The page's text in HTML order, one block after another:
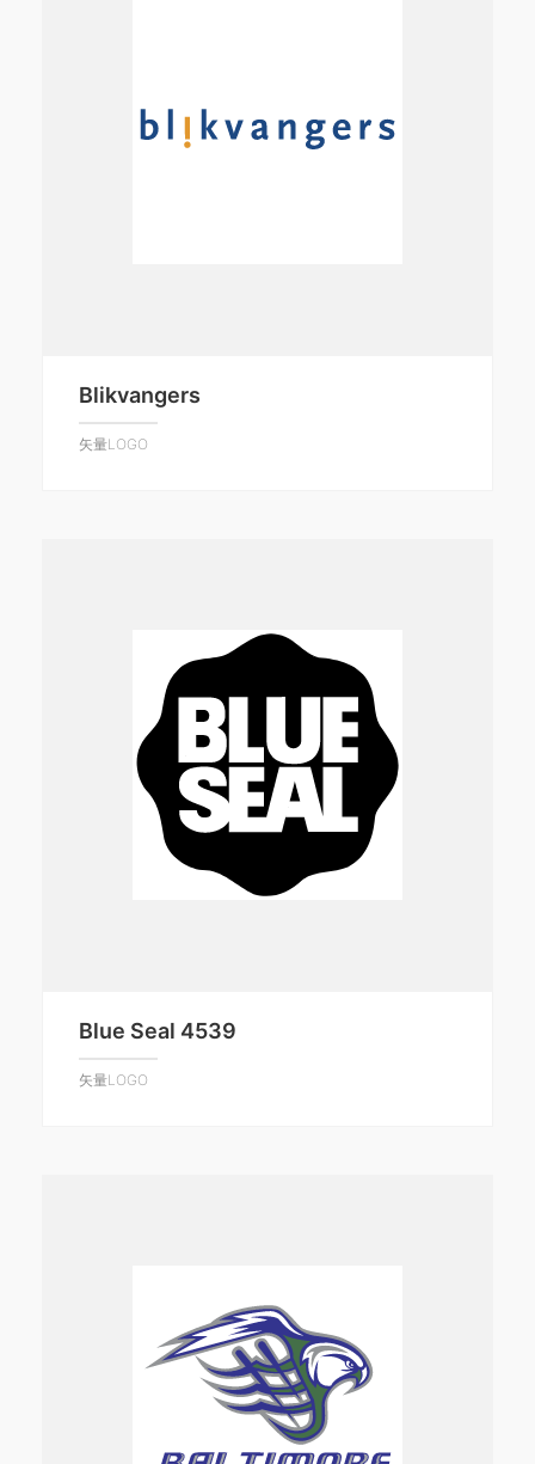
Blikvangers
矢量LOGO
Blue Seal 4539
矢量LOGO